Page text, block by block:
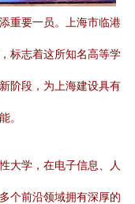
重要一员。上海市临港
标志着这所知名高等学
阶段，为上海建设具有
。
大学，在电子信息、人
个前沿领域拥有深厚的